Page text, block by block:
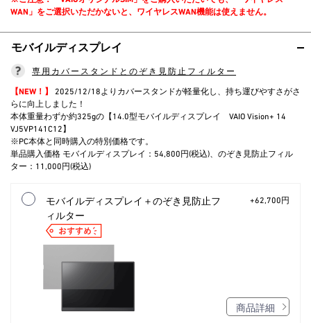
WAN」をご選択いただかないと、ワイヤレスWAN機能は使えません。
モバイルディスプレイ
専用カバースタンドとのぞき見防止フィルター
【NEW！】 2025/12/18よりカバースタンドが軽量化し、持ち運びやすさがさ
らに向上しました！
本体重量わずか約325gの【14.0型モバイルディスプレイ VAIO Vision+ 14
VJ5VP141C12】
※PC本体と同時購入の特別価格です。
単品購入価格 モバイルディスプレイ：54,800円(税込)、のぞき見防止フィル
ター：11,000円(税込)
モバイルディスプレイ＋のぞき見防止フ
ィルター
+62,700円
商品詳細